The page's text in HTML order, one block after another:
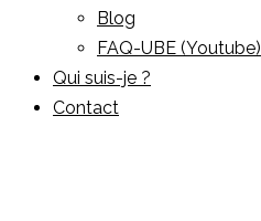
Blog
FAQ-UBE (Youtube)
Qui suis-je ?
Contact